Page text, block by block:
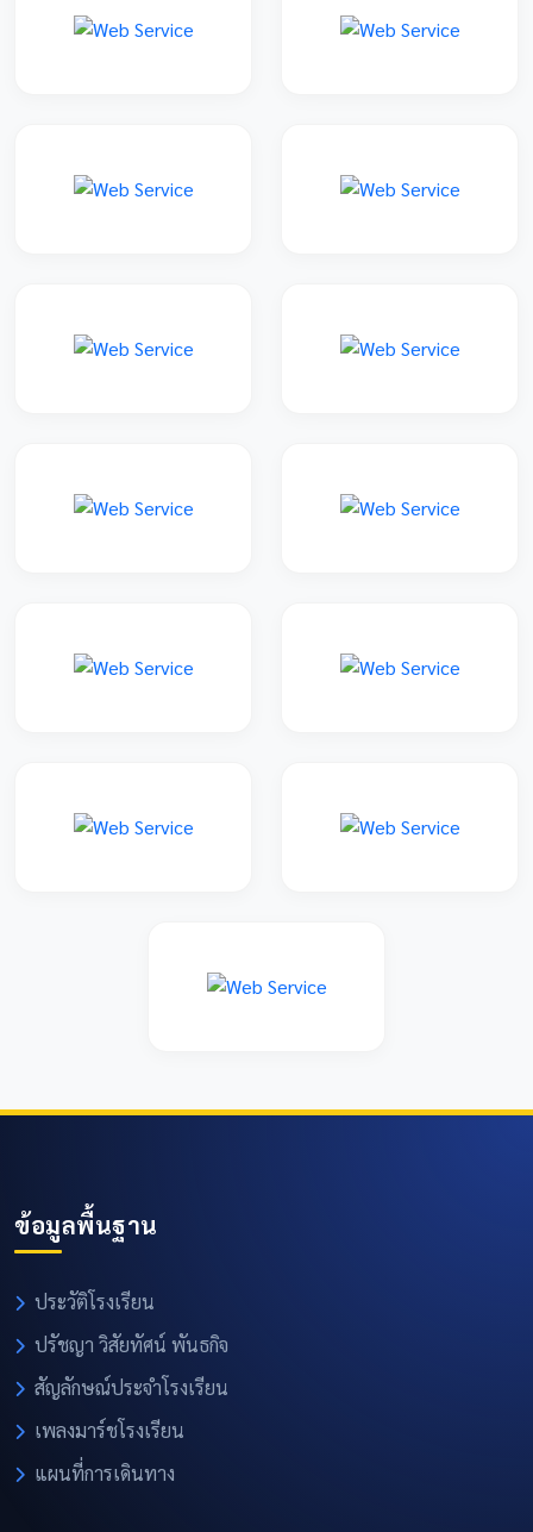
ข้อมูลพื้นฐาน
ประวัติโรงเรียน
ปรัชญา วิสัยทัศน์ พันธกิจ
สัญลักษณ์ประจำโรงเรียน
เพลงมาร์ชโรงเรียน
แผนที่การเดินทาง